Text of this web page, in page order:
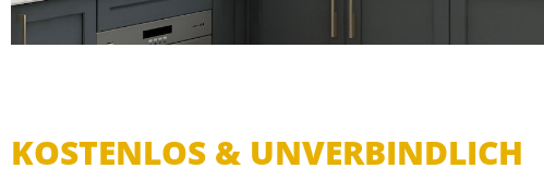
KOSTENLOS & UNVERBINDLICH